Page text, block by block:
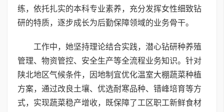
练，依托扎实的本科专业素养，充分发挥女性细致钻
研的特质，逐步成长为后勤保障领域的业务骨干。
工作中，她坚持理论结合实践，潜心钻研种养殖
管理、物资管控、安全生产等全流程业务知识。针对
陕北地区气候条件，因地制宜优化温室大棚蔬菜种植
方案，通过改良土壤、优选耐寒品种、错峰培育等方
式，实现蔬菜稳产增收，既保障了工区职工新鲜食材